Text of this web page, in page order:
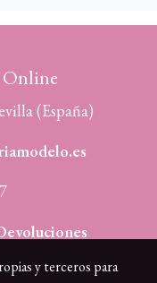
Online
(España)
y terceros para